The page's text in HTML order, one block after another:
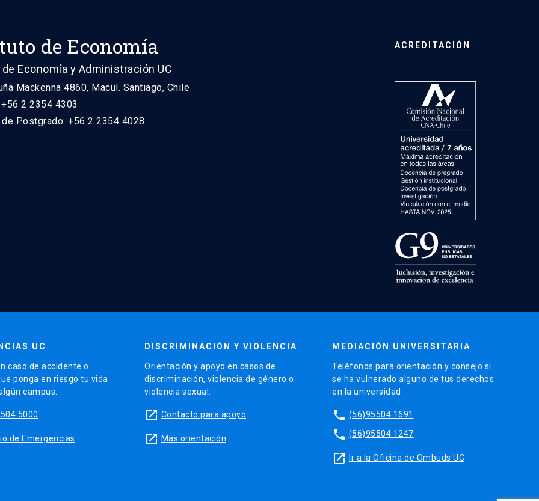
de Economía
Economía y Administración UC
Mackenna 4860, Macul. Santiago, Chile
2 2354 4303
Postgrado: +56 2 2354 4028
ACREDITACIÓN
UC
caso de accidente o
ponga en riesgo tu vida
campus.
5000
de Emergencias
DISCRIMINACIÓN Y VIOLENCIA
Orientación y apoyo en casos de
discriminación, violencia de género o
violencia sexual.
launch Contacto para apoyo
launch Más orientación
MEDIACIÓN UNIVERSITARIA
Teléfonos para orientación y consejo si
se ha vulnerado alguno de tus derechos
en la universidad.
phone (56)95504 1691
phone (56)95504 1247
launch Ir a la Oficina de Ombuds UC